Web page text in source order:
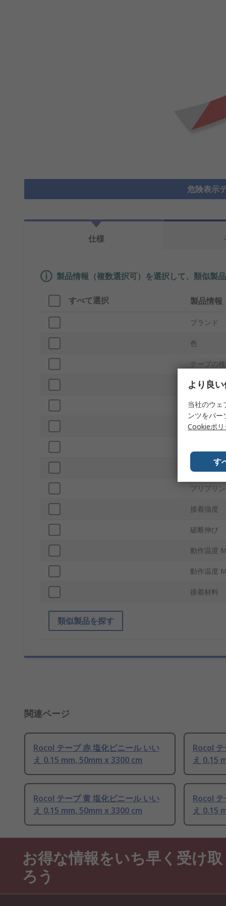
危険表示
仕様
製品情報（複数選択可）を選択して、類似製
すべて選択 製品情報
ブランド
色
テープの
プロダク
バックの
幅
厚さ
プリプリ
接着強度
破断伸び
動作温度
動作温度
接着材料
類似製品を探す
関連ページ
Rocol テープ 赤 塩化ビニール いい
え 0.15 mm, 50mm x 3300 cm
Rocol
え 0.15
Rocol テープ 黄 塩化ビニール いい
え 0.15 mm, 50mm x 3300 cm
Rocol
え 0.15
お得な情報をいち早く受け取
ろう
より良
当社のウェ
ンツをパ
Cookieポリ
す